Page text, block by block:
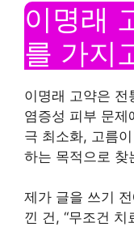
이명래
를 가지
이명래 고약은 전
염증성 피부 문
극 최소화, 고름
하는 목적으로 찾
제가 글을 쓰기
낀 건, “무조건 치